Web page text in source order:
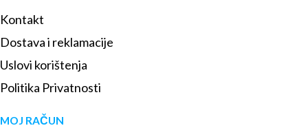
Kontakt
Dostava i reklamacije
Uslovi korištenja
Politika Privatnosti
MOJ RAČUN